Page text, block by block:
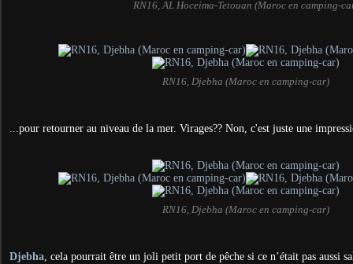
RN16, AL Hoceima-Tetouan (Maroc en camping-
RN16, Djebha (Maroc en camping-car)
...pour retourner au niveau de la mer. Virages?? Non, c'est juste une
RN16, Djebha (Maroc en camping-car)
Djebha, cela pourrait être un joli petit port de pêche si ce n’était pas aussi